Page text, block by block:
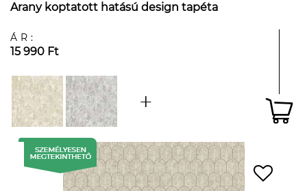
Arany koptatott hatású design tapéta
ÁR:
15 990 Ft